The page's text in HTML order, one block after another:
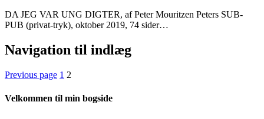
DA JEG VAR UNG DIGTER, af Peter Mouritzen Peters SUB-
PUB (privat-tryk), oktober 2019, 74 sider…
Navigation til indlæg
Previous page 1 2
Velkommen til min bogside